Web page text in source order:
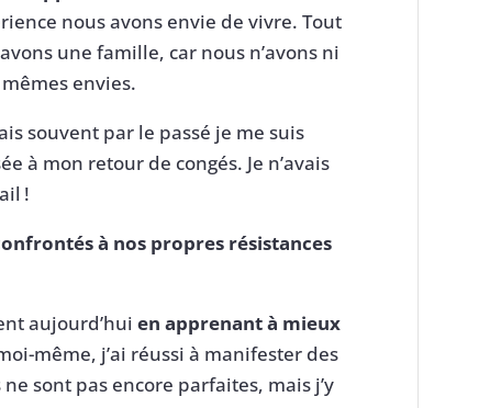
nous avons envie de vivre. Tout
une famille, car nous n’avons ni
envies.
souvent par le passé je me suis
à mon retour de congés. Je n’avais
!
à nos propres résistances
aujourd’huien apprenant à mieux
même, j’ai réussi à manifester des
sont pas encore parfaites, mais j’y